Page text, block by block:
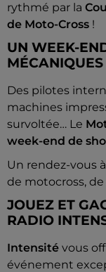
rythmé par la
de Moto-Cross !
UN WEEK-
MÉCANIQUES
Des pilotes
machines
survoltée… Le
week-end de
Un rendez-vous
de motocross,
JOUEZ ET
RADIO
Intensité vous
événement